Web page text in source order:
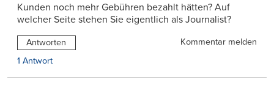
Kunden noch mehr Gebühren bezahlt hätten? Auf
welcher Seite stehen Sie eigentlich als Journalist?
Antworten
Kommentar melden
1 Antwort